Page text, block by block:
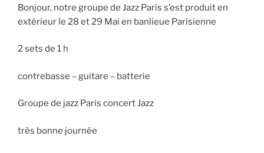
Bonjour, notre groupe de Jazz Paris s’est produit en
extérieur le 28 et 29 Mai en banlieue Parisienne
2 sets de 1 h
contrebasse – guitare – batterie
Groupe de jazz Paris concert Jazz
très bonne journée